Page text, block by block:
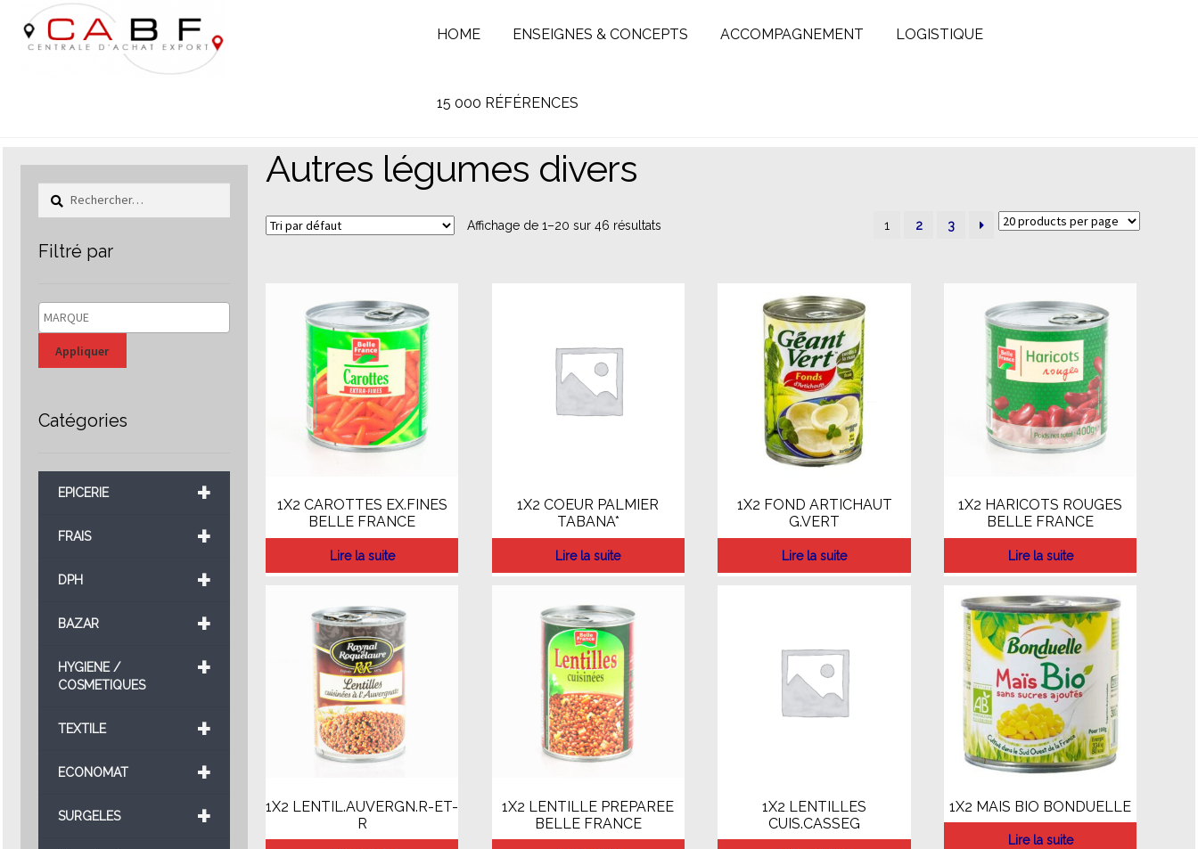
Aller
à
la
Aller
au
contenu
HOME ENSEIGNES & CONCEPTS ACCOMPAGNEMENT LOGISTIQUE
15 000 RÉFÉRENCES
Autres légumes divers
Affichage de 1–20 sur 46 résultats 1 2 3
1X2 CAROTTES EX.FINES
BELLE FRANCE
Lire la suite
1X2 COEUR PALMIER
TABANA*
Lire la suite
1X2 FOND ARTICHAUT
G.VERT
Lire la suite
1X2 HARICOTS ROUGES
BELLE FRANCE
Lire la suite
1X2 LENTIL.AUVERGN.R-ET-
R
1X2 LENTILLE PREPAREE
BELLE FRANCE
1X2 LENTILLES
CUIS.CASSEG
1X2 MAIS BIO BONDUELLE
Lire la suite
Rechercher :
Filtré par
Appliquer
Catégories
+
EPICERIE
+
FRAIS
+
DPH
+
BAZAR
+
HYGIENE /
COSMETIQUES
+
TEXTILE
+
ECONOMAT
+
SURGELES